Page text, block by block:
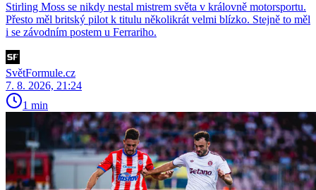
Stirling Moss se nikdy nestal mistrem světa v královně motorsportu.
Přesto měl britský pilot k titulu několikrát velmi blízko. Stejně to měl
i se závodním postem u Ferrariho.
SvětFormule.cz
7. 8. 2026, 21:24
1 min